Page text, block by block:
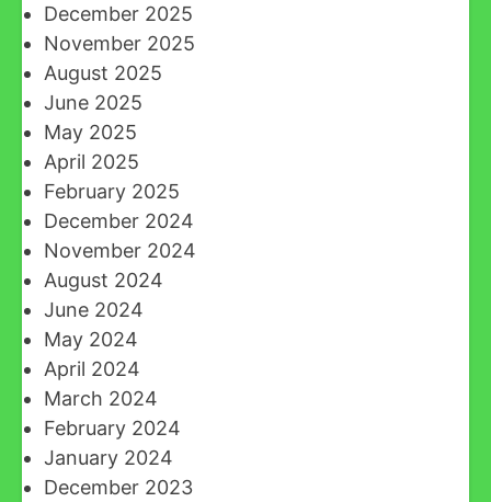
December 2025
November 2025
August 2025
June 2025
May 2025
April 2025
February 2025
December 2024
November 2024
August 2024
June 2024
May 2024
April 2024
March 2024
February 2024
January 2024
December 2023